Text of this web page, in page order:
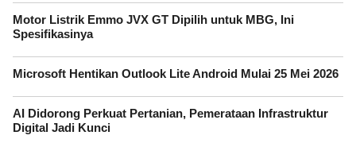
Motor Listrik Emmo JVX GT Dipilih untuk MBG, Ini
Spesifikasinya
Microsoft Hentikan Outlook Lite Android Mulai 25 Mei 2026
AI Didorong Perkuat Pertanian, Pemerataan Infrastruktur
Digital Jadi Kunci